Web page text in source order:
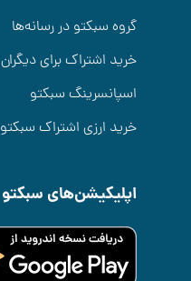
گروه سبکتو در رسانه‌ها
خرید اشتراک برای دیگران
اسپانسرینگ سبکتو
خرید ارزی اشتراک سبکتو
اپلیکیشن‌های سبکتو